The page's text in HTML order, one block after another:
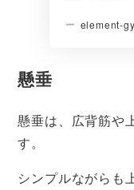
element-
懸垂
懸垂は、広背筋や
す。
シンプルながらも